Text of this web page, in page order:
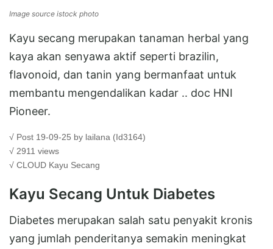
Image source istock photo
Kayu secang merupakan tanaman herbal yang
kaya akan senyawa aktif seperti brazilin,
flavonoid, dan tanin yang bermanfaat untuk
membantu mengendalikan kadar .. doc HNI
Pioneer.
√ Post 19-09-25 by lailana (Id3164)
√ 2911 views
√ CLOUD Kayu Secang
Kayu Secang Untuk Diabetes
Diabetes merupakan salah satu penyakit kronis
yang jumlah penderitanya semakin meningkat